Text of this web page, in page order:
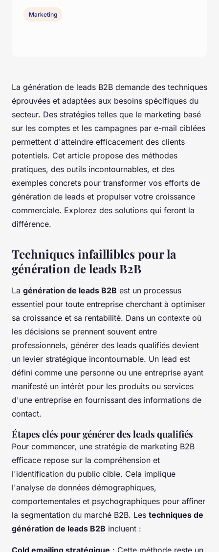
La génération de leads B2B demande des techniques
éprouvées et adaptées aux besoins spécifiques du
secteur. Des stratégies telles que le marketing basé
sur les comptes et les campagnes par e-mail ciblées
permettent d'atteindre efficacement des clients
potentiels. Cet article propose des méthodes
pratiques, des outils incontournables, et des
exemples concrets pour transformer vos efforts de
génération de leads et propulser votre croissance
commerciale. Explorez des solutions qui feront la
différence.
Techniques infaillibles pour la
génération de leads B2B
La génération de leads B2B est un processus
essentiel pour toute entreprise cherchant à optimiser
sa croissance et sa rentabilité. Dans un contexte où
les décisions se prennent souvent entre
professionnels, générer des leads qualifiés devient
un levier stratégique incontournable. Un lead est
défini comme une personne ou une entreprise ayant
manifesté un intérêt pour les produits ou services
d'une entreprise en fournissant des informations de
contact.
Étapes clés pour générer des leads qualifiés
Pour commencer, une stratégie de marketing B2B
efficace repose sur la compréhension et
l'identification du public cible. Cela implique
l'analyse de données démographiques,
comportementales et psychographiques pour affiner
la segmentation du marché B2B. Les techniques de
génération de leads B2B incluent :
Marketing